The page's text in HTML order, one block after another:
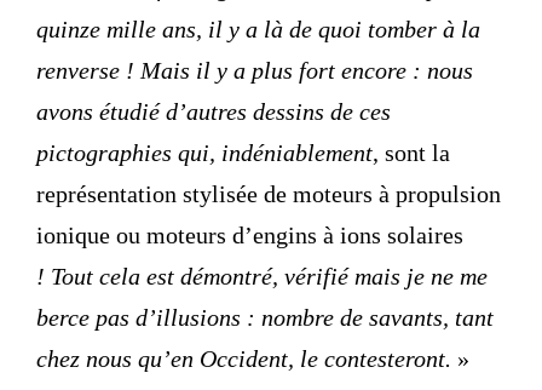
quinze mille ans, il y a là de quoi tomber à la
renverse ! Mais il y a plus fort encore : nous
avons étudié d’autres dessins de ces
pictographies qui, indéniablement, sont la
représentation stylisée de moteurs à propulsion
ionique ou moteurs d’engins à ions solaires
! Tout cela est démontré, vérifié mais je ne me
berce pas d’illusions : nombre de savants, tant
chez nous qu’en Occident, le contesteront. »